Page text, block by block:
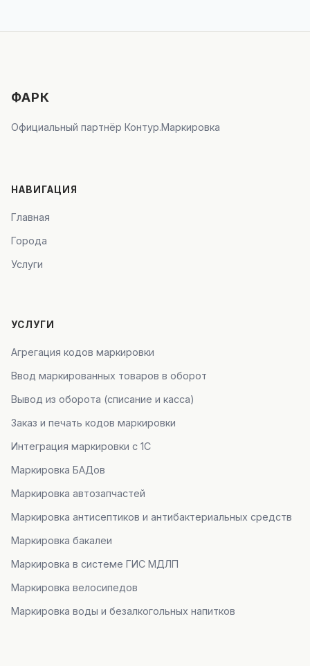
ФАРК
Официальный партнёр Контур.Маркировка
НАВИГАЦИЯ
Главная
Города
Услуги
УСЛУГИ
Агрегация кодов маркировки
Ввод маркированных товаров в оборот
Вывод из оборота (списание и касса)
Заказ и печать кодов маркировки
Интеграция маркировки с 1С
Маркировка БАДов
Маркировка автозапчастей
Маркировка антисептиков и антибактериальных средств
Маркировка бакалеи
Маркировка в системе ГИС МДЛП
Маркировка велосипедов
Маркировка воды и безалкогольных напитков